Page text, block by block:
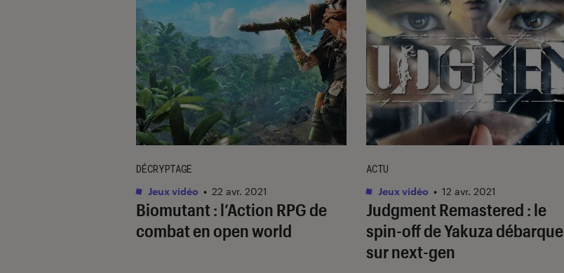
Biomutant : l’Action RPG de
combat en open world
DÉCRYPTAGE
Jeux vidéo • 22 avr. 2021
Judgment Remastered : le
spin-off de Yakuza débarque
sur next-gen
ACTU
Jeux vidéo • 12 avr. 2021